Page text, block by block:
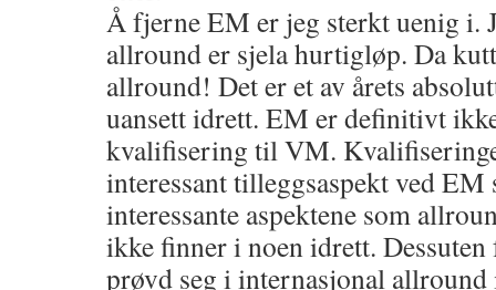
Å fjerne EM er jeg sterkt uenig i.
allround er sjela hurtigløp. Da
allround! Det er et av årets
uansett idrett. EM er definitivt
kvalifisering til VM.
interessant tilleggsaspekt ved EM
interessante aspektene som
ikke finner i noen idrett. Dessuten
prøvd seg i internasjonal